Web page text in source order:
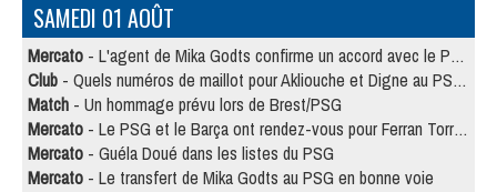
SAMEDI 01 AOÛT
Mercato - L'agent de Mika Godts confirme un accord avec le PSG
Club - Quels numéros de maillot pour Akliouche et Digne au PSG ?
Match - Un hommage prévu lors de Brest/PSG
Mercato - Le PSG et le Barça ont rendez-vous pour Ferran Torres
Mercato - Guéla Doué dans les listes du PSG
Mercato - Le transfert de Mika Godts au PSG en bonne voie